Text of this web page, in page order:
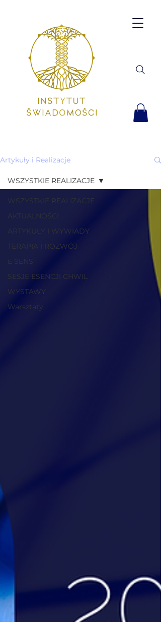
Artykuły i Realizacje
WSZYSTKIE REALIZACJE
AKTUALNOŚCI
ARTYKUŁY I WYWIADY
TERAPIA I ROZWÓJ
E SENS
SESJE ESENCJI CHWIL
WYSTAWY
Warsztaty
WSZYSTKIE REALIZACJE